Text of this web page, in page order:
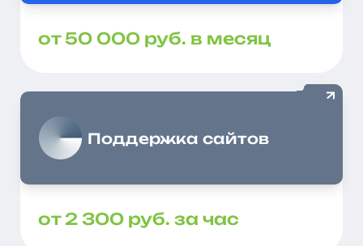
от 50 000 руб. в месяц
Поддержка сайтов
от 2 300 руб. за час